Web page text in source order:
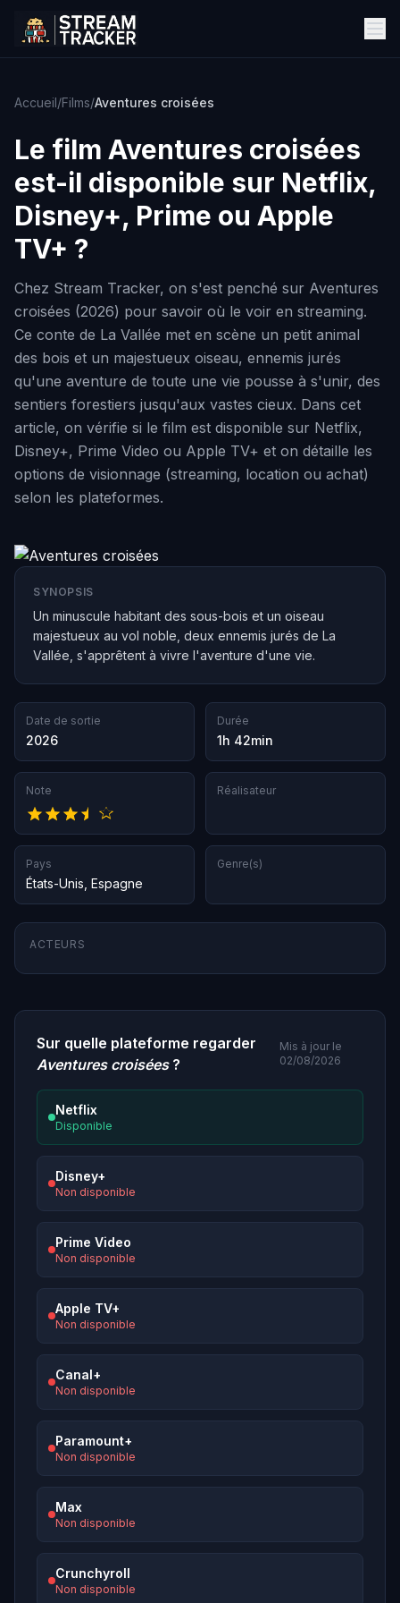
Accueil/Films/Aventures croisées
Le film Aventures croisées
est-il disponible sur Netflix,
Disney+, Prime ou Apple
TV+ ?
Chez Stream Tracker, on s'est penché sur Aventures
croisées (2026) pour savoir où le voir en streaming.
Ce conte de La Vallée met en scène un petit animal
des bois et un majestueux oiseau, ennemis jurés
qu'une aventure de toute une vie pousse à s'unir, des
sentiers forestiers jusqu'aux vastes cieux. Dans cet
article, on vérifie si le film est disponible sur Netflix,
Disney+, Prime Video ou Apple TV+ et on détaille les
options de visionnage (streaming, location ou achat)
selon les plateformes.
SYNOPSIS
Un minuscule habitant des sous-bois et un oiseau
majestueux au vol noble, deux ennemis jurés de La
Vallée, s'apprêtent à vivre l'aventure d'une vie.
Date de sortie
2026
Durée
1h 42min
Note Réalisateur
Pays
États-Unis Espagne
Genre(s)
ACTEURS
Sur quelle plateforme regarder
Aventures croisées?
Mis à jour le
02/08/2026
Netflix
Disponible
Disney+
Non disponible
Prime Video
Non disponible
Apple TV+
Non disponible
Canal+
Non disponible
Paramount+
Non disponible
Max
Non disponible
Crunchyroll
Non disponible